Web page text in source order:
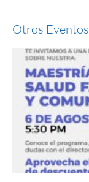
Otros Eventos